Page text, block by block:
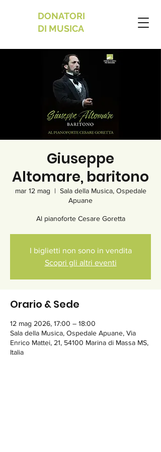
DONATORI
DI MUSICA
Giuseppe
Altomare, baritono
mar 12 mag
  |
Sala della Musica, Ospedale
Apuane
Al pianoforte Cesare Goretta
I biglietti non sono in vendita
Scopri gli altri eventi
Orario & Sede
12 mag 2026, 17:00 – 18:00
Sala della Musica, Ospedale Apuane, Via
Enrico Mattei, 21, 54100 Marina di Massa MS,
Italia